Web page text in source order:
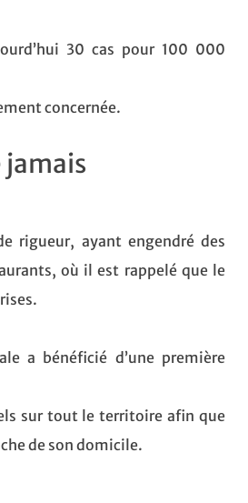
30 cas pour 100 000
concernée.
jamais
rigueur, ayant engendré des
où il est rappelé que le
a bénéficié d’une première
sur tout le territoire afin que
de son domicile.